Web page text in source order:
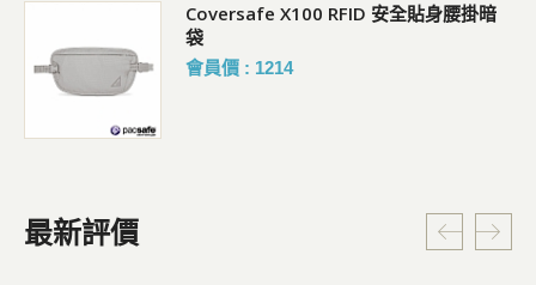
Coversafe X100 RFID 安全貼身腰掛暗
袋
會員價 : 1214
最新評價